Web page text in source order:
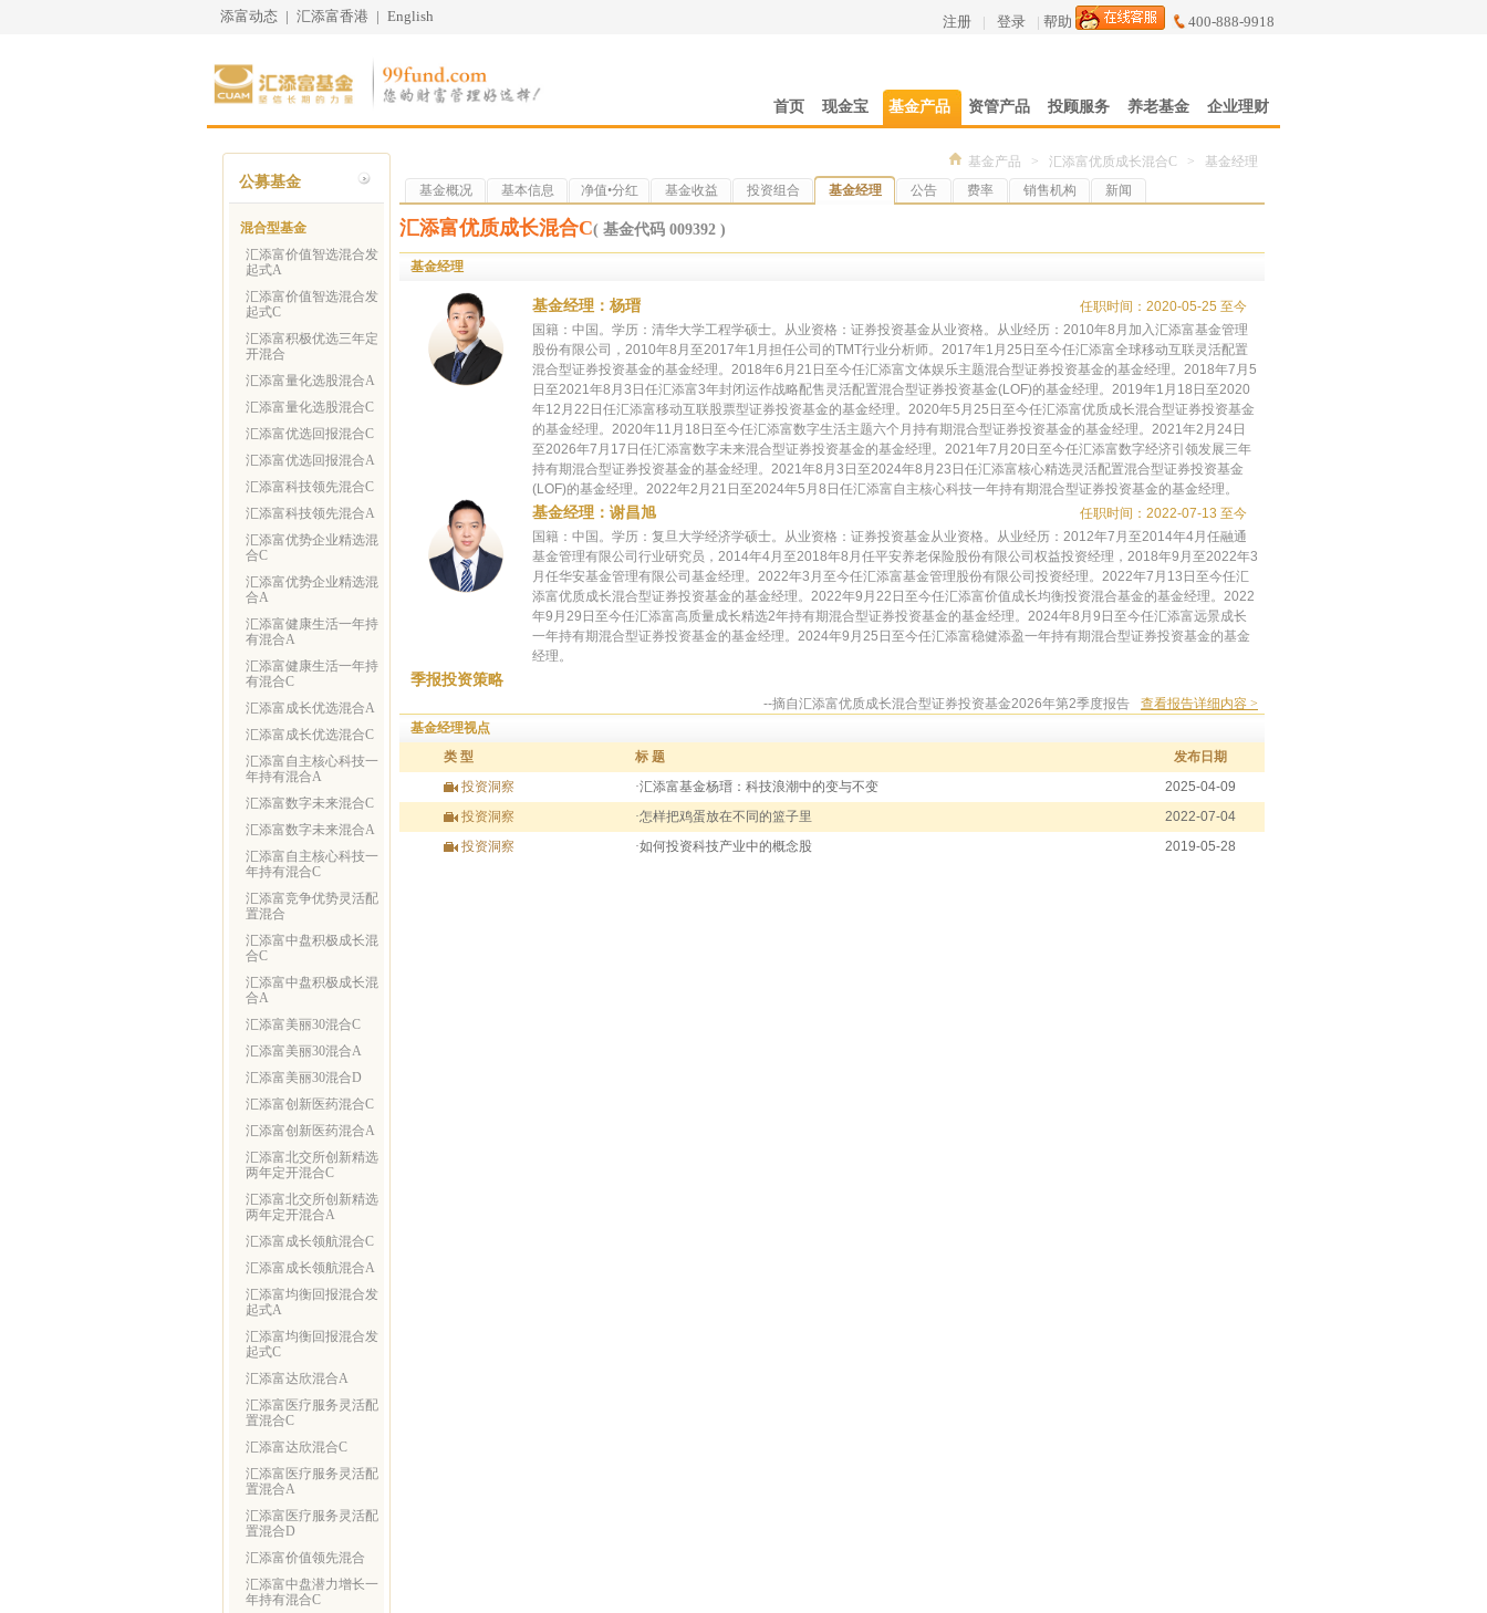
添富动态 | 汇添富香港 | English 注册 | 登录 | 帮助 400-888-9918
首页 现金宝 基金产品 资管产品 投顾服务 养老基金 企业理财
公募基金
混合型基金
汇添富价值智选混合发
起式A
汇添富价值智选混合发
起式C
汇添富积极优选三年定
开混合
汇添富量化选股混合A
汇添富量化选股混合C
汇添富优选回报混合C
汇添富优选回报混合A
汇添富科技领先混合C
汇添富科技领先混合A
汇添富优势企业精选混
合C
汇添富优势企业精选混
合A
汇添富健康生活一年持
有混合A
汇添富健康生活一年持
有混合C
汇添富成长优选混合A
汇添富成长优选混合C
汇添富自主核心科技一
年持有混合A
汇添富数字未来混合C
汇添富数字未来混合A
汇添富自主核心科技一
年持有混合C
汇添富竞争优势灵活配
置混合
汇添富中盘积极成长混
合C
汇添富中盘积极成长混
合A
汇添富美丽30混合C
汇添富美丽30混合A
汇添富美丽30混合D
汇添富创新医药混合C
汇添富创新医药混合A
汇添富北交所创新精选
两年定开混合C
汇添富北交所创新精选
两年定开混合A
汇添富成长领航混合C
汇添富成长领航混合A
汇添富均衡回报混合发
起式A
汇添富均衡回报混合发
起式C
汇添富达欣混合A
汇添富医疗服务灵活配
置混合C
汇添富达欣混合C
汇添富医疗服务灵活配
置混合A
汇添富医疗服务灵活配
置混合D
汇添富价值领先混合
汇添富中盘潜力增长一
年持有混合C
基金产品 > 汇添富优质成长混合C > 基金经理
基金概况 基本信息 净值•分红 基金收益 投资组合 基金经理 公告 费率 销售机构 新闻
汇添富优质成长混合C( 基金代码 009392 )
基金经理
基金经理：杨瑨 任职时间：2020-05-25 至今
国籍：中国。学历：清华大学工程学硕士。从业资格：证券投资基金从业资格。从业经历：2010年8月加入汇添富基金管理
股份有限公司，2010年8月至2017年1月担任公司的TMT行业分析师。2017年1月25日至今任汇添富全球移动互联灵活配置
混合型证券投资基金的基金经理。2018年6月21日至今任汇添富文体娱乐主题混合型证券投资基金的基金经理。2018年7月5
日至2021年8月3日任汇添富3年封闭运作战略配售灵活配置混合型证券投资基金(LOF)的基金经理。2019年1月18日至2020
年12月22日任汇添富移动互联股票型证券投资基金的基金经理。2020年5月25日至今任汇添富优质成长混合型证券投资基金
的基金经理。2020年11月18日至今任汇添富数字生活主题六个月持有期混合型证券投资基金的基金经理。2021年2月24日
至2026年7月17日任汇添富数字未来混合型证券投资基金的基金经理。2021年7月20日至今任汇添富数字经济引领发展三年
持有期混合型证券投资基金的基金经理。2021年8月3日至2024年8月23日任汇添富核心精选灵活配置混合型证券投资基金
(LOF)的基金经理。2022年2月21日至2024年5月8日任汇添富自主核心科技一年持有期混合型证券投资基金的基金经理。
基金经理：谢昌旭 任职时间：2022-07-13 至今
国籍：中国。学历：复旦大学经济学硕士。从业资格：证券投资基金从业资格。从业经历：2012年7月至2014年4月任融通
基金管理有限公司行业研究员，2014年4月至2018年8月任平安养老保险股份有限公司权益投资经理，2018年9月至2022年3
月任华安基金管理有限公司基金经理。2022年3月至今任汇添富基金管理股份有限公司投资经理。2022年7月13日至今任汇
添富优质成长混合型证券投资基金的基金经理。2022年9月22日至今任汇添富价值成长均衡投资混合基金的基金经理。2022
年9月29日至今任汇添富高质量成长精选2年持有期混合型证券投资基金的基金经理。2024年8月9日至今任汇添富远景成长
一年持有期混合型证券投资基金的基金经理。2024年9月25日至今任汇添富稳健添盈一年持有期混合型证券投资基金的基金
经理。
季报投资策略
--摘自汇添富优质成长混合型证券投资基金2026年第2季度报告 查看报告详细内容 >
基金经理视点
类 型 标 题 发布日期
投资洞察 ·汇添富基金杨瑨：科技浪潮中的变与不变 2025-04-09
投资洞察 ·怎样把鸡蛋放在不同的篮子里 2022-07-04
投资洞察 ·如何投资科技产业中的概念股 2019-05-28